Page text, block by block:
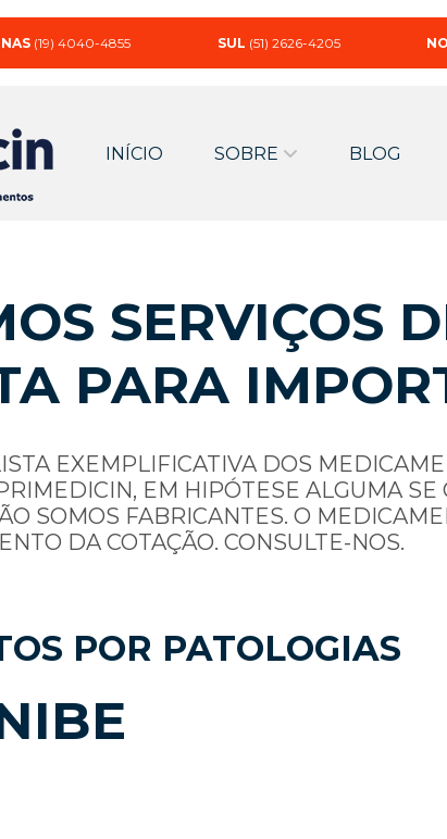
(19) 4040-4855 SUL (51) 2626-4205
INÍCIO SOBRE BLOG
SERVIÇOS
PARA
EXEMPLIFICATIVA DOS
EM HIPÓTESE ALGUMA SE
SOMOS FABRICANTES. O
DA COTAÇÃO. CONSULTE-NOS.
POR PATOLOGIAS